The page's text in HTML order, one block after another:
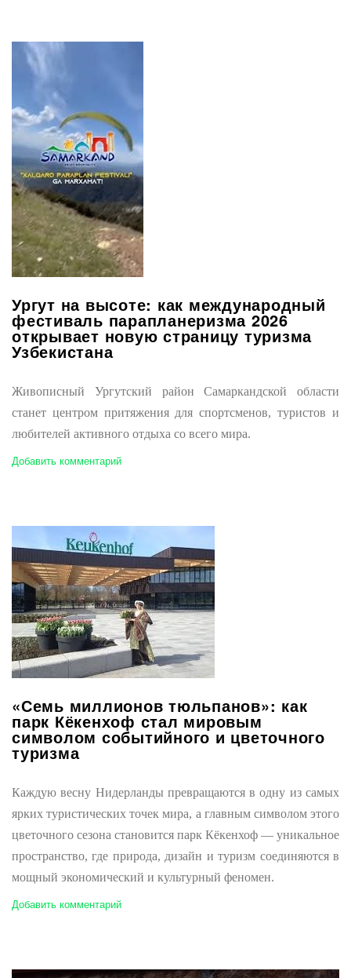
Ургут на высоте: как международный
фестиваль парапланеризма 2026
открывает новую страницу туризма
Узбекистана
Живописный Ургутский район Самаркандской области
станет центром притяжения для спортсменов, туристов и
любителей активного отдыха со всего мира.
Добавить комментарий
«Семь миллионов тюльпанов»: как
парк Кёкенхоф стал мировым
символом событийного и цветочного
туризма
Каждую весну Нидерланды превращаются в одну из самых
ярких туристических точек мира, а главным символом этого
цветочного сезона становится парк Кёкенхоф — уникальное
пространство, где природа, дизайн и туризм соединяются в
мощный экономический и культурный феномен.
Добавить комментарий